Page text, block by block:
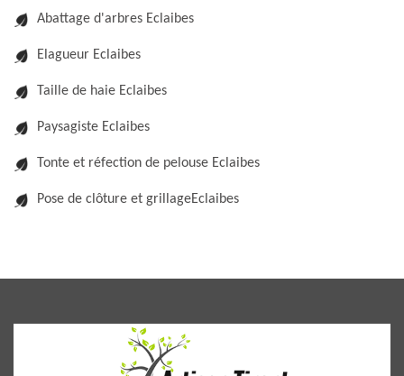
Abattage d'arbres Eclaibes
Elagueur Eclaibes
Taille de haie Eclaibes
Paysagiste Eclaibes
Tonte et réfection de pelouse Eclaibes
Pose de clôture et grillageEclaibes